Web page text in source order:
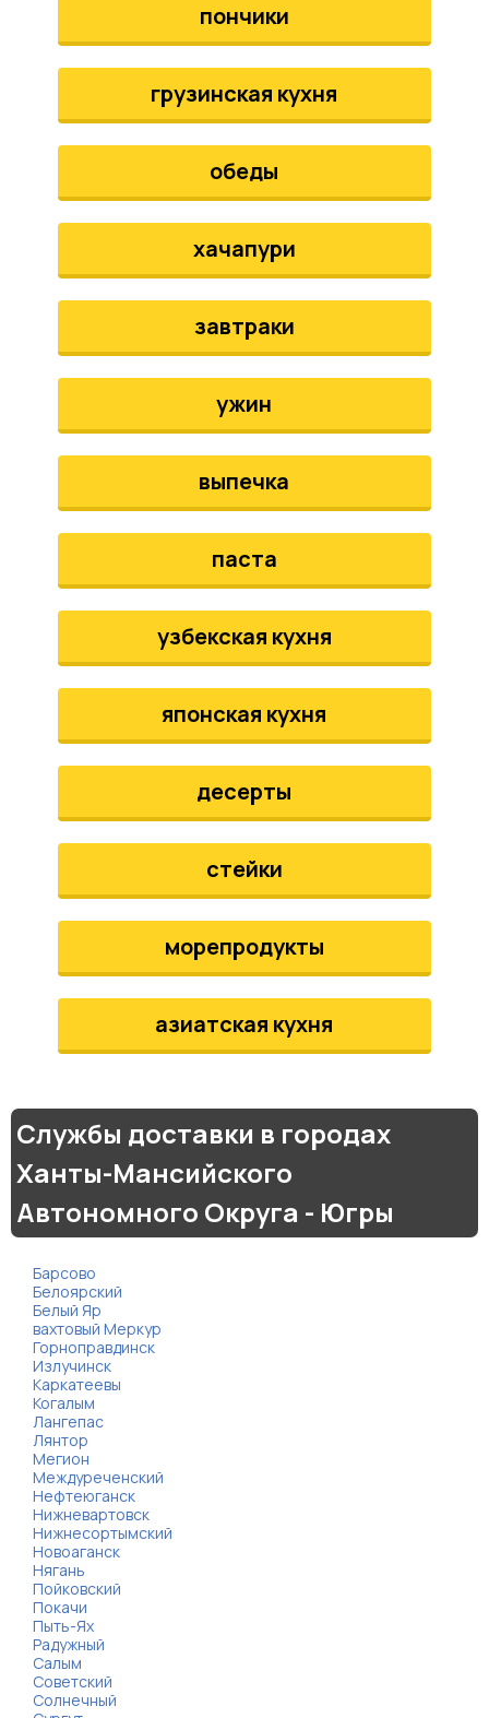
пончики
грузинская кухня
обеды
хачапури
завтраки
ужин
выпечка
паста
узбекская кухня
японская кухня
десерты
стейки
морепродукты
азиатская кухня
Службы доставки в городах
Ханты-Мансийского
Автономного Округа - Югры
Барсово
Белоярский
Белый Яр
вахтовый Меркур
Горноправдинск
Излучинск
Каркатеевы
Когалым
Лангепас
Лянтор
Мегион
Междуреченский
Нефтеюганск
Нижневартовск
Нижнесортымский
Новоаганск
Нягань
Пойковский
Покачи
Пыть-Ях
Радужный
Салым
Советский
Солнечный